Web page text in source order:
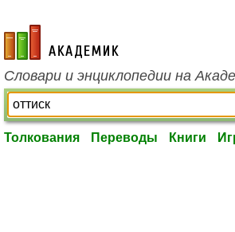
academic.ru
Словари и энциклопедии на
Толкования Переводы Книги